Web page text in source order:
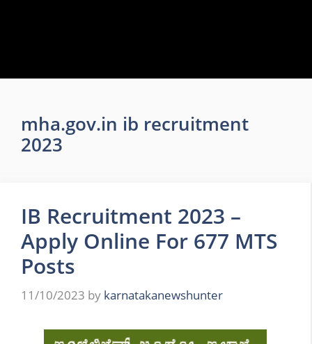
mha.gov.in ib recruitment
2023
IB Recruitment 2023 –
Apply Online For 677 MTS
Posts
11/10/2023 by karnatakanewshunter